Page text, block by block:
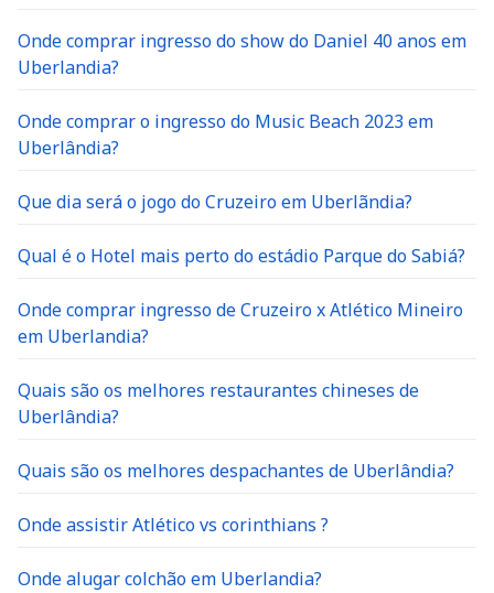
Onde comprar ingresso do show do Daniel 40 anos em
Uberlandia?
Onde comprar o ingresso do Music Beach 2023 em
Uberlândia?
Que dia será o jogo do Cruzeiro em Uberlãndia?
Qual é o Hotel mais perto do estádio Parque do Sabiá?
Onde comprar ingresso de Cruzeiro x Atlético Mineiro
em Uberlandia?
Quais são os melhores restaurantes chineses de
Uberlândia?
Quais são os melhores despachantes de Uberlândia?
Onde assistir Atlético vs corinthians ?
Onde alugar colchão em Uberlandia?